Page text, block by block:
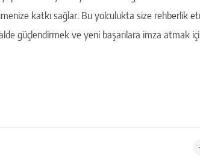
katkı sağlar. Bu yolculukta size rehberlik
güçlendirmek ve yeni başarılara imza atmak